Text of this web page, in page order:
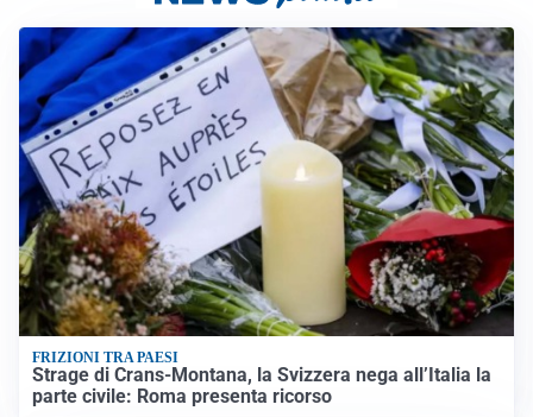
FRIZIONI TRA PAESI
Strage di Crans-Montana, la Svizzera nega all’Italia la
parte civile: Roma presenta ricorso